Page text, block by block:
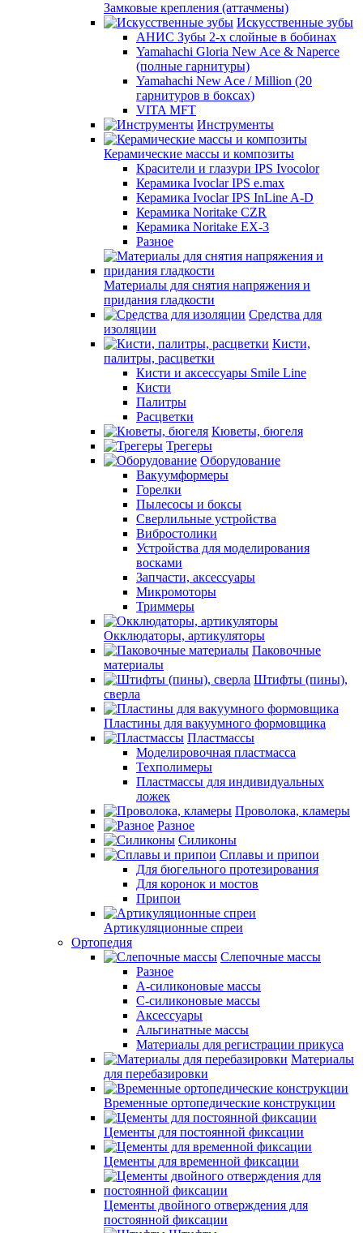
Замковые крепления (аттачмены)
Искусственные зубы
АНИС Зубы 2-х слойные в бобинах
Yamahachi Gloria New Ace & Naperce
(полные гарнитуры)
Yamahachi New Ace / Million (20
гарнитуров в боксах)
VITA MFT
Инструменты
Керамические массы и композиты
Красители и глазури IPS Ivocolor
Керамика Ivoclar IPS e.max
Керамика Ivoclar IPS InLine A-D
Керамика Noritake CZR
Керамика Noritake EX-3
Разное
Материалы для снятия напряжения и
придания гладкости
Средства для
изоляции
Кисти,
палитры, расцветки
Кисти и аксессуары Smile Line
Кисти
Палитры
Расцветки
Кюветы, бюгеля
Трегеры
Оборудование
Вакуумформеры
Горелки
Пылесосы и боксы
Сверлильные устройства
Вибростолики
Устройства для моделирования
восками
Запчасти, аксессуары
Микромоторы
Триммеры
Окклюдаторы, артикуляторы
Паковочные
материалы
Штифты (пины),
сверла
Пластины для вакуумного формовщика
Пластмассы
Моделировочная пластмасса
Техполимеры
Пластмассы для индивидуальных
ложек
Проволока, кламеры
Разное
Силиконы
Сплавы и припои
Для бюгельного протезирования
Для коронок и мостов
Припои
Артикуляционные спреи
Ортопедия
Слепочные массы
Разное
А-силиконовые массы
С-силиконовые массы
Аксессуары
Альгинатные массы
Материалы для регистрации прикуса
Материалы
для перебазировки
Временные ортопедические конструкции
Цементы для постоянной фиксации
Цементы для временной фиксации
Цементы двойного отверждения для
постоянной фиксации